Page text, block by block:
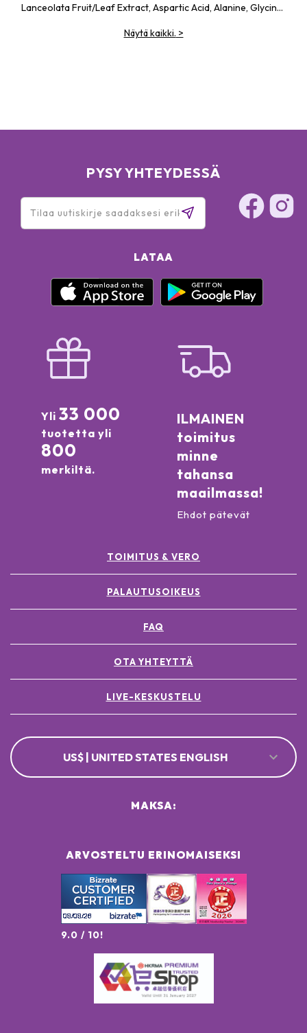
Lanceolata Fruit/Leaf Extract, Aspartic Acid, Alanine, Glycine,
Phenylalanine, Glutamic Acid, Arginine, Pca, Sodium Pca,
Näytä kaikki. >
PYSY YHTEYDESSÄ
LATAA
Yli 33 000
tuotetta yli
800
merkiltä.
ILMAINEN
toimitus
minne
tahansa
maailmassa!
Ehdot pätevät
TOIMITUS & VERO
PALAUTUSOIKEUS
FAQ
OTA YHTEYTTÄ
LIVE-KESKUSTELU
US$ | UNITED STATES ENGLISH
ARVOSTELTU ERINOMAISEKSI
9.0 / 10!
MAKSA: